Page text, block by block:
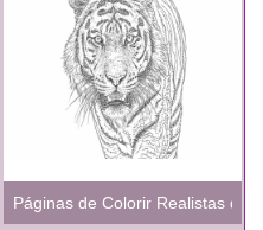
Páginas de Colorir Realistas do